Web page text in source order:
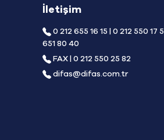
İletişim
0 212 655 16 15 | 0 212 550 17
651 80 40
FAX | 0 212 550 25 82
difas@difas.com.tr